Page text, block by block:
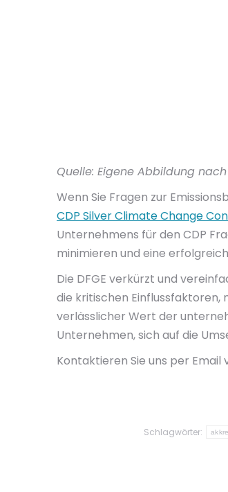
Quelle: Eigene Abbildung
Wenn Sie Fragen zur
CDP Silver Climate Change
Unternehmens für den CDP
minimieren und eine
Die DFGE verkürzt und
die kritischen Einflussfaktoren,
verlässlicher Wert der
Unternehmen, sich auf die
Kontaktieren Sie uns per Email
Schlagwörter: